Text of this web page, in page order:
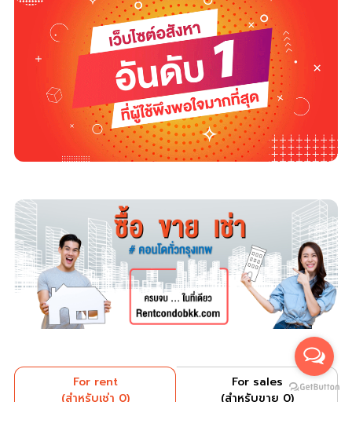
For rent
(สำหรับเช่า 0)
For sales
(สำหรับขาย 0)